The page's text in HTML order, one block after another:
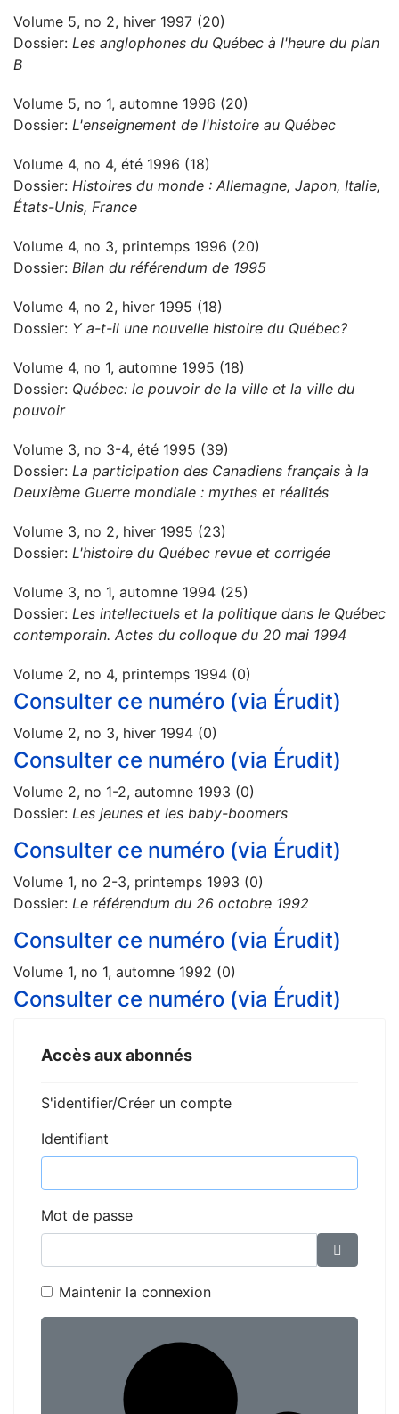
Volume 5, no 2, hiver 1997 (20)
Dossier: Les anglophones du Québec à l'heure du plan
B
Volume 5, no 1, automne 1996 (20)
Dossier: L'enseignement de l'histoire au Québec
Volume 4, no 4, été 1996 (18)
Dossier: Histoires du monde : Allemagne, Japon, Italie,
États-Unis, France
Volume 4, no 3, printemps 1996 (20)
Dossier: Bilan du référendum de 1995
Volume 4, no 2, hiver 1995 (18)
Dossier: Y a-t-il une nouvelle histoire du Québec?
Volume 4, no 1, automne 1995 (18)
Dossier: Québec: le pouvoir de la ville et la ville du
pouvoir
Volume 3, no 3-4, été 1995 (39)
Dossier: La participation des Canadiens français à la
Deuxième Guerre mondiale : mythes et réalités
Volume 3, no 2, hiver 1995 (23)
Dossier: L'histoire du Québec revue et corrigée
Volume 3, no 1, automne 1994 (25)
Dossier: Les intellectuels et la politique dans le Québec
contemporain. Actes du colloque du 20 mai 1994
Volume 2, no 4, printemps 1994 (0)
Consulter ce numéro (via Érudit)
Volume 2, no 3, hiver 1994 (0)
Consulter ce numéro (via Érudit)
Volume 2, no 1-2, automne 1993 (0)
Dossier: Les jeunes et les baby-boomers
Consulter ce numéro (via Érudit)
Volume 1, no 2-3, printemps 1993 (0)
Dossier: Le référendum du 26 octobre 1992
Consulter ce numéro (via Érudit)
Volume 1, no 1, automne 1992 (0)
Consulter ce numéro (via Érudit)
Accès aux abonnés
S'identifier/Créer un compte
Identifiant
Mot de passe
Maintenir la connexion